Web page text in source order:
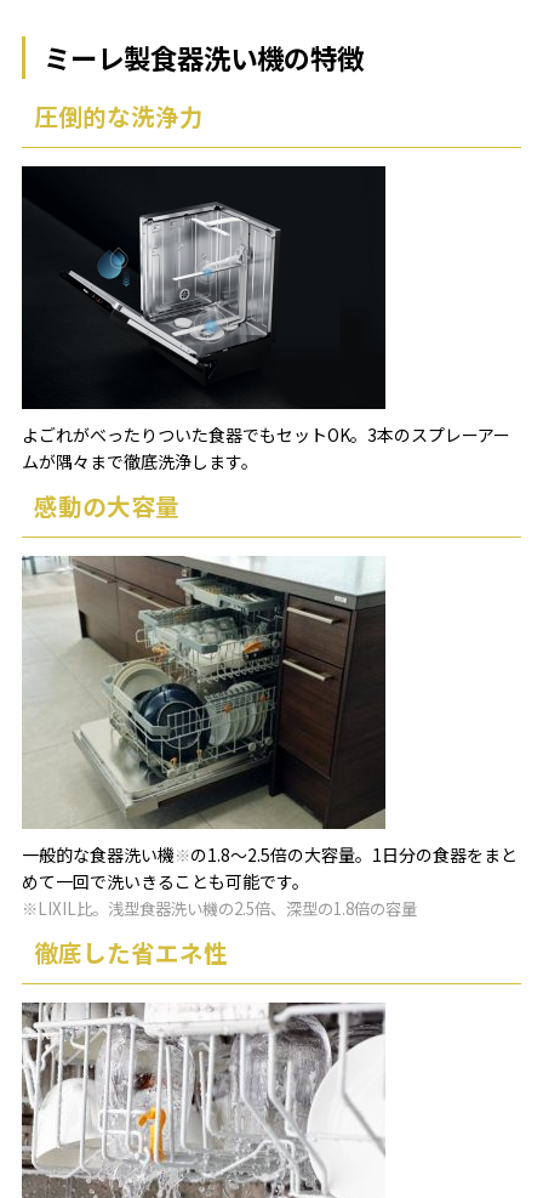
ミーレ製食器洗い機の特徴
圧倒的な洗浄力
よごれがべったりついた食器でもセットOK。3本のスプレーアー
ムが隅々まで徹底洗浄します。
感動の大容量
一般的な食器洗い機※の1.8～2.5倍の大容量。1日分の食器をまと
めて一回で洗いきることも可能です。
※LIXIL比。浅型食器洗い機の2.5倍、深型の1.8倍の容量
徹底した省エネ性